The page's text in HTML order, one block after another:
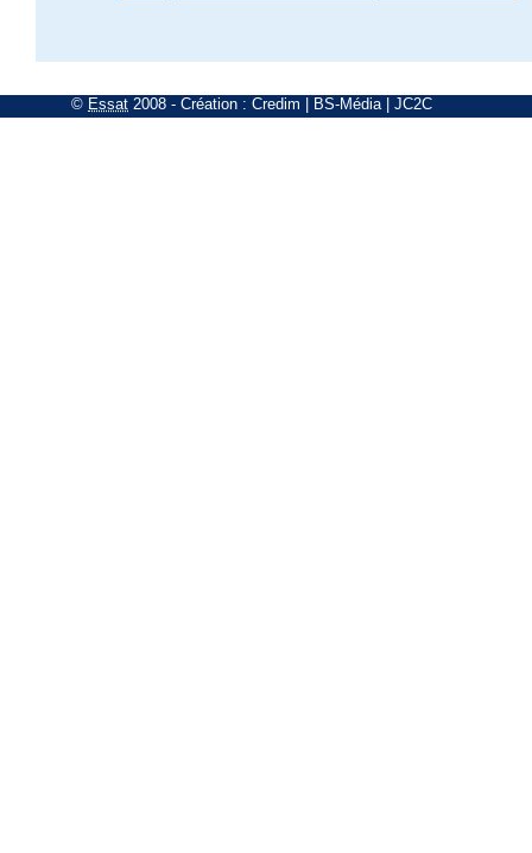
© Essat 2008 - Création : Credim BS-Média| JC2C